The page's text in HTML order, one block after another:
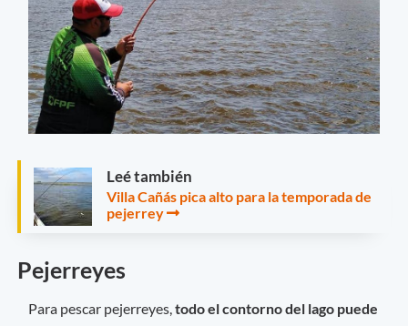
Leé también
Villa Cañás pica alto para la temporada de
pejerrey
Pejerreyes
Para pescar pejerreyes,todo el contorno del lago puede